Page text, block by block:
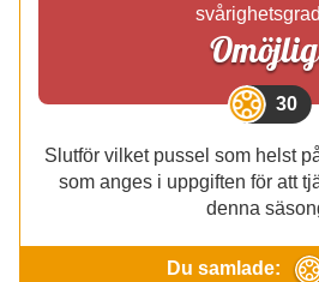
30
Slutför vilket pussel som helst
som anges i uppgiften för att
denna
Du samlade: